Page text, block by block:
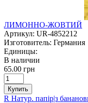
ЛИМОННО-ЖОВТИЙ
Артикул: UR-4852212
Изготовитель: Германия
Единицы:
В наличии
65.00 грн
Купить
R Натур. папір|з